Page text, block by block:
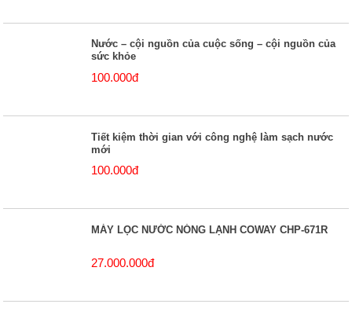
Nước – cội nguồn của cuộc sống – cội nguồn của
sức khỏe
100.000đ
Tiết kiệm thời gian với công nghệ làm sạch nước
mới
100.000đ
MÁY LỌC NƯỚC NÓNG LẠNH COWAY CHP-671R
27.000.000đ